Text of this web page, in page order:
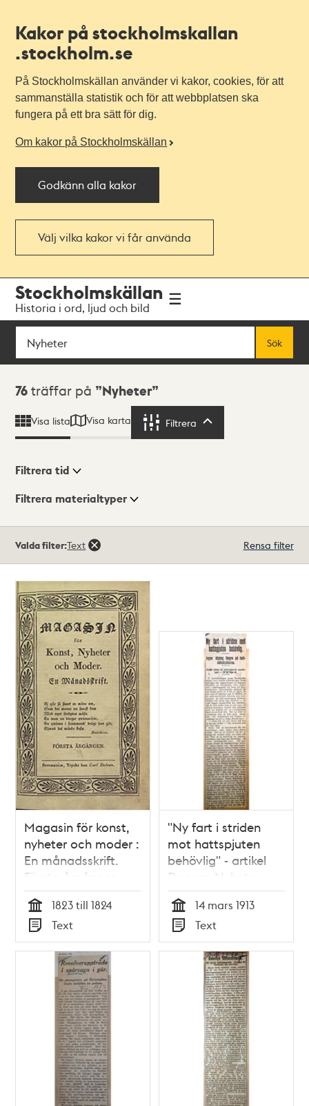
Kakor på stockholmskallan
.stockholm.se
På Stockholmskällan använder vi kakor, cookies, för att
sammanställa statistik och för att webbplatsen ska
fungera på ett bra sätt för dig.
Om kakor på Stockholmskällan
Godkänn alla kakor
Välj vilka kakor vi får använda
navigationen
huvudinnehållet
Stockholmskällan
Historia i ord, ljud och bild
Sök
Sök
Sökresultat
76 träffar på Nyheter
Visa lista Visa karta Filtrera
Visningsläge
Filtrera tid
Filtrera materialtyper
träffar
Valda filter:Text Rensa filter
Magasin för konst,
nyheter och moder :
En månadsskrift.
Första årgången
Tid
1823 till 1824
Typ
Text
"Ny fart i striden
mot hattspjuten
behövlig" - artikel
Dagens Nyheter
1913
Tid
14 mars 1913
Typ
Text